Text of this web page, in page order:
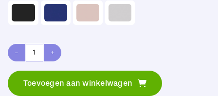
Bagbase
Training
Toevoegen aan winkelwagen